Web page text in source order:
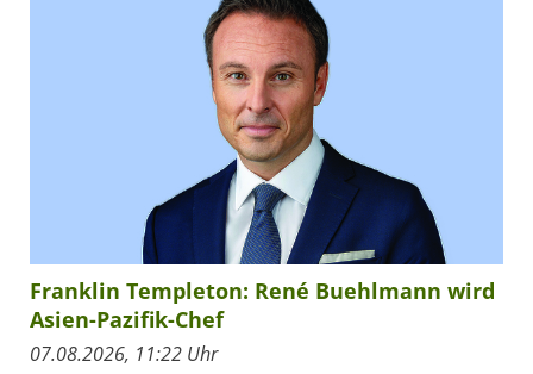
Franklin Templeton: René Buehlmann wird
Asien-Pazifik-Chef
07.08.2026, 11:22 Uhr